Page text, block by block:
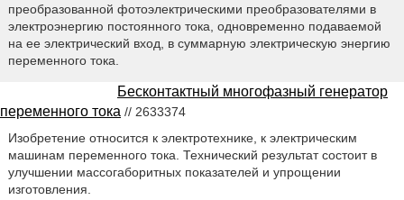
преобразованной фотоэлектрическими преобразователями в
электроэнергию постоянного тока, одновременно подаваемой
на ее электрический вход, в суммарную электрическую энергию
переменного тока.
Бесконтактный многофазный генератор
переменного тока // 2633374
Изобретение относится к электротехнике, к электрическим
машинам переменного тока. Технический результат состоит в
улучшении массогаборитных показателей и упрощении
изготовления.